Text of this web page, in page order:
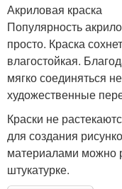
Акриловая краска
Популярность
просто. Краска
влагостойкая.
мягко соединяться
художественные
Краски не
для создания
материалами можно
штукатурке.